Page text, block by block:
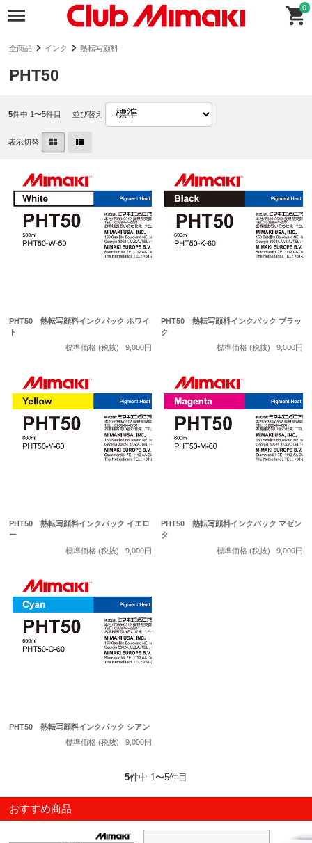
0
全商品 インク 熱転写顔料
PHT50
5件中 1〜5件目 並び替え
表示切替
PHT50 熱転写顔料インクパック ホワイ
ト
標準価格 (税抜)
9,000円
PHT50 熱転写顔料インクパック ブラッ
ク
標準価格 (税抜)
9,000円
PHT50 熱転写顔料インクパック イエロ
ー
標準価格 (税抜)
9,000円
PHT50 熱転写顔料インクパック マゼン
タ
標準価格 (税抜)
9,000円
PHT50 熱転写顔料インクパック シアン
標準価格 (税抜)
9,000円
5件中 1〜5件目
おすすめ商品